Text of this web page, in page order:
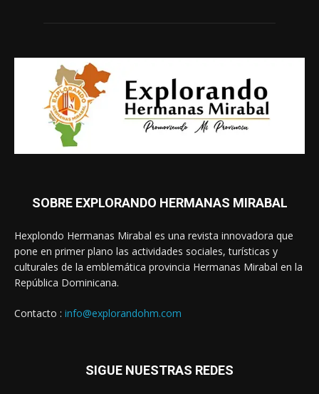
SOBRE EXPLORANDO HERMANAS MIRABAL
Hexplondo Hermanas Mirabal es una revista innovadora que
pone en primer plano las actividades sociales, turísticas y
culturales de la emblemática provincia Hermanas Mirabal en la
República Dominicana.
Contacto : info@explorandohm.com
SIGUE NUESTRAS REDES